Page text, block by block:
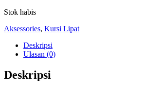
Stok habis
Aksessories, Kursi Lipat
Deskripsi
Ulasan (0)
Deskripsi